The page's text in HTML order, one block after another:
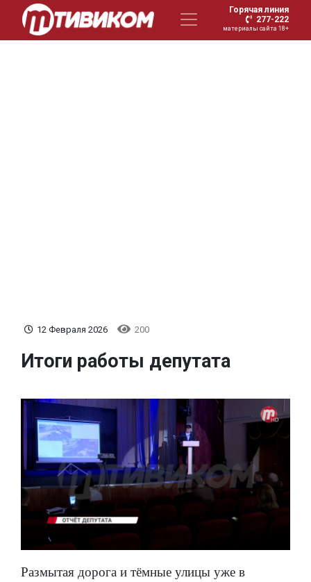
Горячая линия
277-222
материалы сайта 18+
12 Февраля 2026 200
Итоги работы депутата
Размытая дорога и тёмные улицы уже в